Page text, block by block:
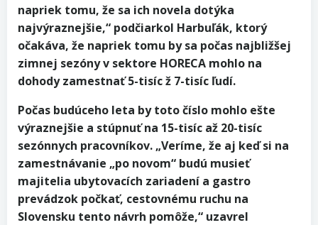
napriek tomu, že sa ich novela dotýka
najvýraznejšie,“ podčiarkol Harbuľák, ktorý
očakáva, že napriek tomu by sa počas najbližšej
zimnej sezóny v sektore HORECA mohlo na
dohody zamestnať 5-tisíc ž 7-tisíc ľudí.
Počas budúceho leta by toto číslo mohlo ešte
výraznejšie a stúpnuť na 15-tisíc až 20-tisíc
sezónnych pracovníkov. „Veríme, že aj keď si na
zamestnávanie „po novom“ budú musieť
majitelia ubytovacích zariadení a gastro
prevádzok počkať, cestovnému ruchu na
Slovensku tento návrh pomôže,“ uzavrel